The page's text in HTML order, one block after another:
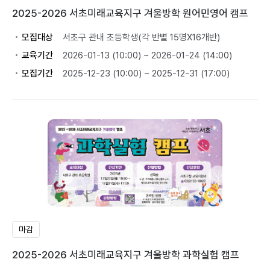
2025-2026 서초미래교육지구 겨울방학 원어민영어 캠프
모집대상
서초구 관내 초등학생(각 반별 15명X16개반)
교육기간
2026-01-13 (10:00) ~ 2026-01-24 (14:00)
모집기간
2025-12-23 (10:00) ~ 2025-12-31 (17:00)
마감
2025-2026 서초미래교육지구 겨울방학 과학실험 캠프